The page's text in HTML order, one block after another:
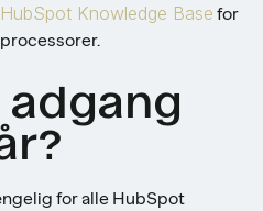
Knowledge Base for
for alle HubSpot